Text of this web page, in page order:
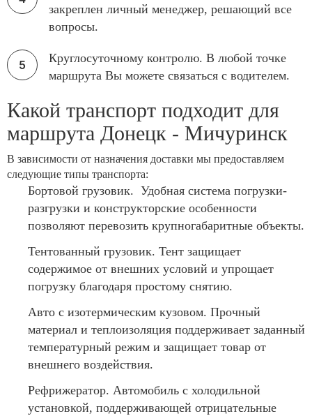
закреплен личный менеджер, решающий все
вопросы.
Круглосуточному контролю. В любой точке
маршрута Вы можете связаться с водителем.
Какой транспорт подходит для
маршрута Донецк - Мичуринск
В зависимости от назначения доставки мы предоставляем
следующие типы транспорта:
Бортовой грузовик. Удобная система погрузки-
разгрузки и конструкторские особенности
позволяют перевозить крупногабаритные объекты.
Тентованный грузовик. Тент защищает
содержимое от внешних условий и упрощает
погрузку благодаря простому снятию.
Авто с изотермическим кузовом. Прочный
материал и теплоизоляция поддерживает заданный
температурный режим и защищает товар от
внешнего воздействия.
Рефрижератор. Автомобиль с холодильной
установкой, поддерживающей отрицательные